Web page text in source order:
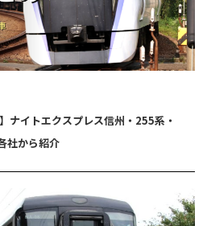
ナイトエクスプレス信州・255系・
社から紹介